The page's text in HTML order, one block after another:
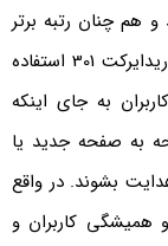
هم چنان رتبه برتر
باشید پس باید در زمان انجام این تغییرات از ریدایرکت 301 استفاده
به جای اینکه
به صفحه جدید یا
بشوند. در واقع
همیشگی کاربران و